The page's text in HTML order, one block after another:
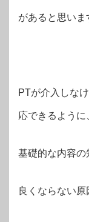
があると思いま
PTが介入しな
応できるように
基礎的な内容の
良くならない